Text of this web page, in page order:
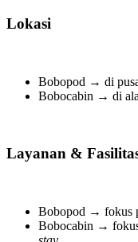
Lokasi
Bobopod → di
Bobocabin → di
Layanan &
Bobopod → fokus
Bobocabin →